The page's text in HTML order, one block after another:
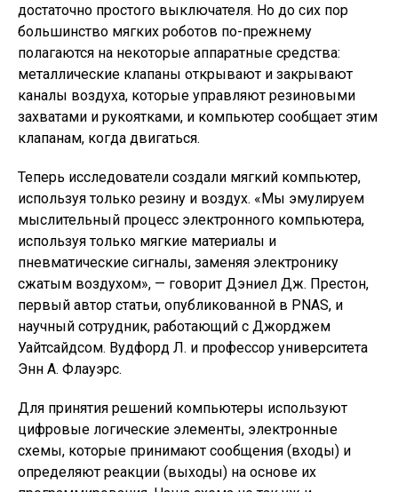
достаточно простого выключателя. Но до сих пор
большинство мягких роботов по-прежнему
полагаются на некоторые аппаратные средства:
металлические клапаны открывают и закрывают
каналы воздуха, которые управляют резиновыми
захватами и рукоятками, и компьютер сообщает этим
клапанам, когда двигаться.
Теперь исследователи создали мягкий компьютер,
используя только резину и воздух. «Мы эмулируем
мыслительный процесс электронного компьютера,
используя только мягкие материалы и
пневматические сигналы, заменяя электронику
сжатым воздухом», — говорит Дэниел Дж. Престон,
первый автор статьи, опубликованной в PNAS, и
научный сотрудник, работающий с Джорджем
Уайтсайдсом. Вудфорд Л. и профессор университета
Энн А. Флауэрс.
Для принятия решений компьютеры используют
цифровые логические элементы, электронные
схемы, которые принимают сообщения (входы) и
определяют реакции (выходы) на основе их